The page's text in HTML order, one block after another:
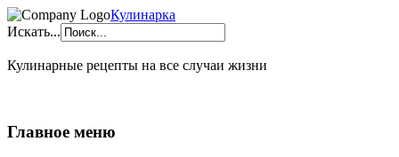
Кулинарка
Искать...
Кулинарные рецепты на все случаи жизни
Главное меню